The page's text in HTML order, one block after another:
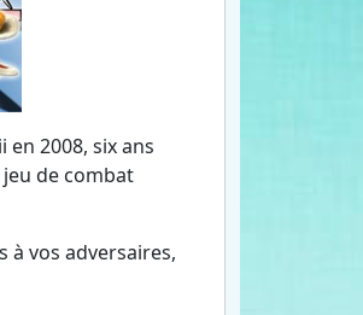
2008, six ans
de combat
vos adversaires,